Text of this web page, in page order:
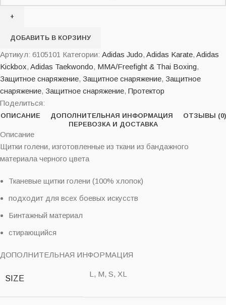
ДОБАВИТЬ В КОРЗИНУ
Артикул: 6105101 Категории: Adidas Judo, Adidas Karate, Adidas
Kickbox, Adidas Taekwondo, MMA/Freefight & Thai Boxing,
Защитное снаряжение, Защитное снаряжение, Защитное
снаряжение, Защитное снаряжение, Протектор
Поделиться:
ОПИСАНИЕ ДОПОЛНИТЕЛЬНАЯ ИНФОРМАЦИЯ
ОТЗЫВЫ (0)
ПЕРЕВОЗКА И ДОСТАВКА
Описание
Щитки голени, изготовленные из ткани из бандажного
материала черного цвета
Тканевые щитки голени (100% хлопок)
подходит для всех боевых искусств
Бинтажный материал
стирающийся
ДОПОЛНИТЕЛЬНАЯ ИНФОРМАЦИЯ
SIZE
L, M, S, XL